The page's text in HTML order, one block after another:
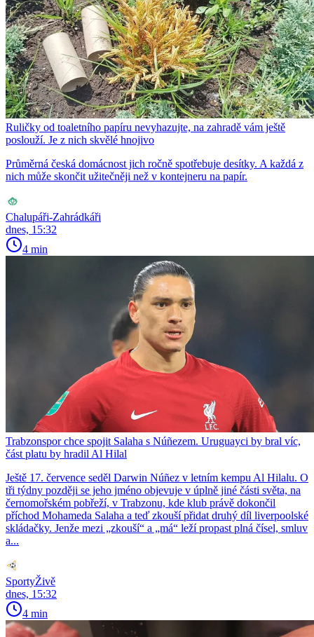
Ruličky od toaletního papíru nevyhazujte, na zahradě vám ještě
poslouží. Je z nich skvělé hnojivo
Průměrná česká domácnost jich ročně spotřebuje desítky. A každá z
nich může skončit užitečněji než v kontejneru na papír.
Chalupáři-Zahrádkáři
dnes, 15:32
4 min
Trabzonspor chce spojit Salaha s Núñezem. Uruguayci by bral víc,
část platu by hradil Al Hilal
Ještě 17. července seděl Darwin Núñez v letním kempu Al Hilalu. O
tři týdny později se jeho jméno objevuje v úplně jiné části světa, na
černomořském pobřeží, v Trabzonu, kde klub právě dokončil
příchod Mohameda Salaha a teď zkouší přidat druhý díl liverpoolské
skládačky. Jenže mezi „zkouší“ a „má“ leží propast plná čísel, smluv
a...
SportyŽivě
dnes, 15:32
4 min